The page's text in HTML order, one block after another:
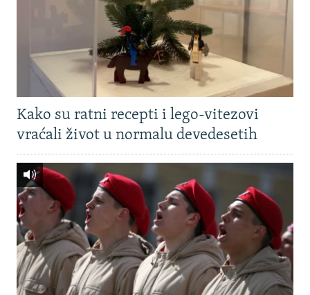
Kako su ratni recepti i lego-vitezovi
vraćali život u normalu devedesetih